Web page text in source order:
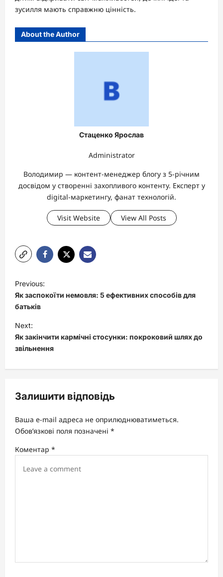
зусилля мають справжню цінність.
About the Author
Стаценко Ярослав
Administrator
Володимир — контент-менеджер блогу з 5-річним
досвідом у створенні захопливого контенту. Експерт у
digital-маркетингу, фанат технологій.
Visit Website View All Posts
o
s
t
n
a
v
g
a
t
i
Previous:
Як заспокоїти немовля: 5 ефективних способів для
батьків
Next:
Як закінчити кармічні стосунки: покроковий шлях до
звільнення
Залишити відповідь
Ваша e-mail адреса не оприлюднюватиметься.
Обов’язкові поля позначені *
Коментар *